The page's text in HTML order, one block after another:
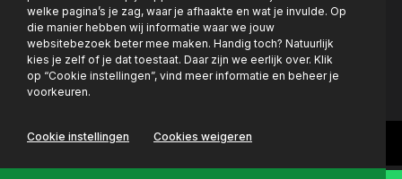
Privacy policy
welke pagina’s je zag, waar je afhaakte en wat je invulde. Op
die manier hebben wij informatie waar we jouw
websitebezoek beter mee maken. Handig toch? Natuurlijk
kies je zelf of je dat toestaat. Daar zijn we eerlijk over. Klik
op “Cookie instellingen”, vind meer informatie en beheer je
voorkeuren.
Cookie instellingen Cookies weigeren